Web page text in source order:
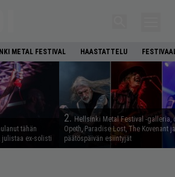
METAL FESTIVAL HAASTATTELU
tähän
ex-solisti
2. Hellsinki Metal Festival -galleria,
Opeth, Paradise Lost, The Kovenant
päätöspäivän esiintyjät